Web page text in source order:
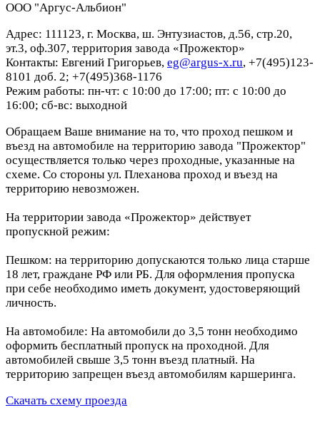
ООО "Аргус-Альбион"
Адрес: 111123, г. Москва, ш. Энтузиастов, д.56, стр.20,
эт.3, оф.307, территория завода «Прожектор»
Контакты: Евгений Григорьев, eg@argus-x.ru, +7(495)123-
8101 доб. 2; +7(495)368-1176
Режим работы: пн-чт: с 10:00 до 17:00; пт: с 10:00 до
16:00; сб-вс: выходной
Обращаем Ваше внимание на то, что проход пешком и
въезд на автомобиле на территорию завода "Прожектор"
осуществляется только через проходные, указанные на
схеме. Со стороны ул. Плеханова проход и въезд на
территорию невозможен.
На территории завода «Прожектор» действует
пропускной режим:
Пешком: на территорию допускаются только лица старше
18 лет, граждане РФ или РБ. Для оформления пропуска
при себе необходимо иметь документ, удостоверяющий
личность.
На автомобиле: На автомобили до 3,5 тонн необходимо
оформить бесплатный пропуск на проходной. Для
автомобилей свыше 3,5 тонн въезд платный. На
территорию запрещен въезд автомобилям каршеринга.
Скачать схему проезда